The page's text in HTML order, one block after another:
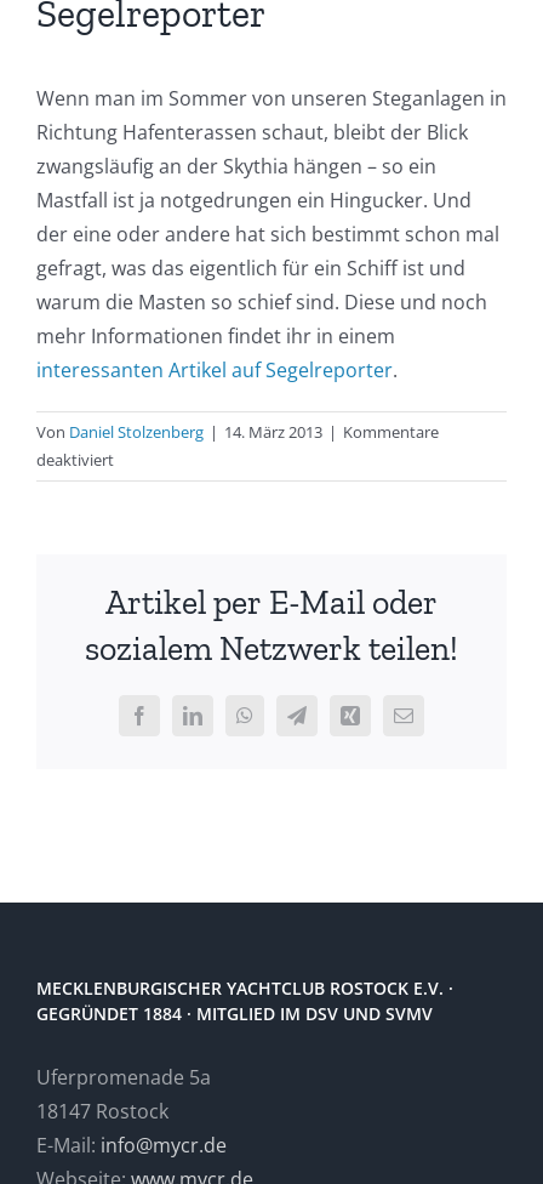
Segelreporter
Wenn man im Sommer von unseren Steganlagen in
Richtung Hafenterassen schaut, bleibt der Blick
zwangsläufig an der Skythia hängen – so ein
Mastfall ist ja notgedrungen ein Hingucker. Und
der eine oder andere hat sich bestimmt schon mal
gefragt, was das eigentlich für ein Schiff ist und
warum die Masten so schief sind. Diese und noch
mehr Informationen findet ihr in einem
interessanten Artikel auf Segelreporter.
Von Daniel Stolzenberg | 14. März 2013 | Kommentare
deaktiviertfür
Beitrag
auf
Artikel per E-Mail oder
sozialem Netzwerk teilen!
FacebookLinkedInWhatsAppTelegramXing
E-
MECKLENBURGISCHER YACHTCLUB ROSTOCK E.V. ·
GEGRÜNDET 1884 · MITGLIED IM DSV UND SVMV
Uferpromenade 5a
18147 Rostock
E-Mail: info@mycr.de